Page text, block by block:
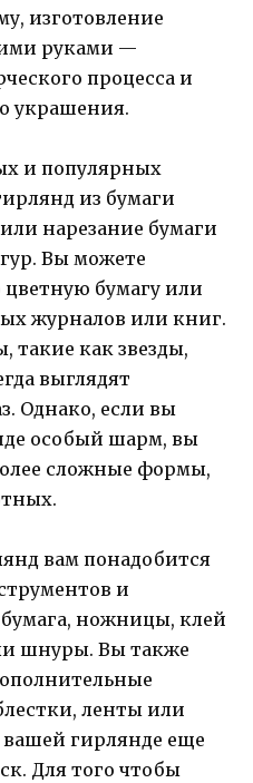
изготовление
руками —
процесса и
украшения.
и популярных
из бумаги
нарезание бумаги
Вы можете
бумагу или
журналов или книг.
как звезды,
выглядят
Однако, если вы
особый шарм, вы
сложные формы,
вам понадобится
и
ножницы, клей
шнуры. Вы также
ленты или
гирлянде еще
Для того чтобы